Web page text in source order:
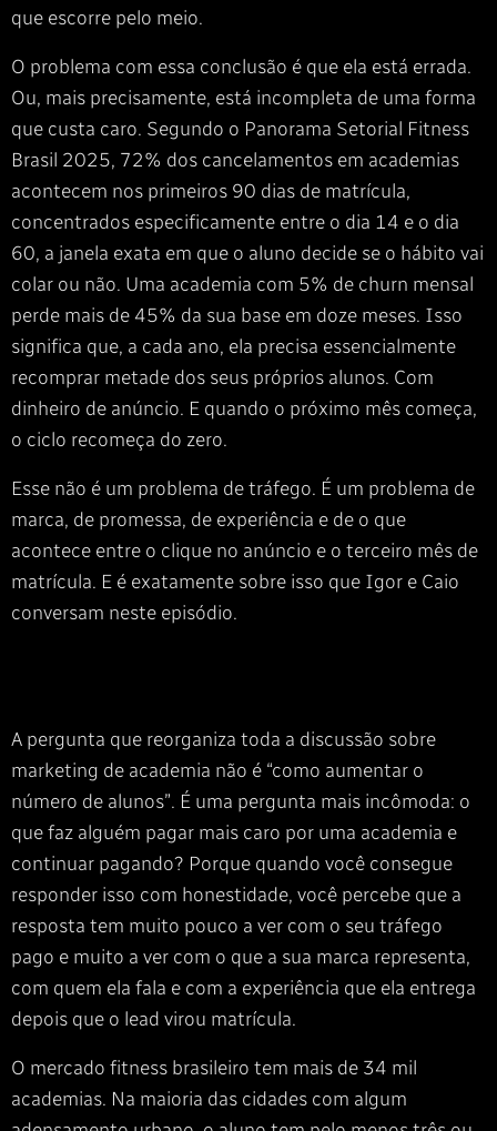
que escorre pelo meio.
O problema com essa conclusão é que ela está errada.
Ou, mais precisamente, está incompleta de uma forma
que custa caro. Segundo o Panorama Setorial Fitness
Brasil 2025, 72% dos cancelamentos em academias
acontecem nos primeiros 90 dias de matrícula,
concentrados especificamente entre o dia 14 e o dia
60, a janela exata em que o aluno decide se o hábito vai
colar ou não. Uma academia com 5% de churn mensal
perde mais de 45% da sua base em doze meses. Isso
significa que, a cada ano, ela precisa essencialmente
recomprar metade dos seus próprios alunos. Com
dinheiro de anúncio. E quando o próximo mês começa,
o ciclo recomeça do zero.
Esse não é um problema de tráfego. É um problema de
marca, de promessa, de experiência e de o que
acontece entre o clique no anúncio e o terceiro mês de
matrícula. E é exatamente sobre isso que Igor e Caio
conversam neste episódio.
A pergunta que reorganiza toda a discussão sobre
marketing de academia não é “como aumentar o
número de alunos”. É uma pergunta mais incômoda: o
que faz alguém pagar mais caro por uma academia e
continuar pagando? Porque quando você consegue
responder isso com honestidade, você percebe que a
resposta tem muito pouco a ver com o seu tráfego
pago e muito a ver com o que a sua marca representa,
com quem ela fala e com a experiência que ela entrega
depois que o lead virou matrícula.
O mercado fitness brasileiro tem mais de 34 mil
academias. Na maioria das cidades com algum